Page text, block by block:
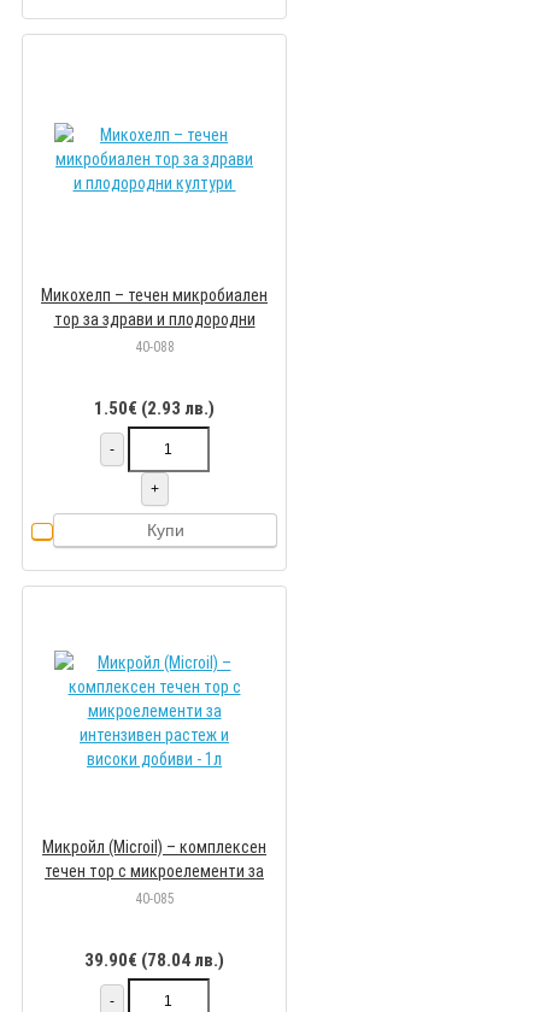
Микохелп – течен микробиален
тор за здрави и плодородни
култури
40-088
1.50€ (2.93 лв.)
-
+
Купи
Микройл (Microil) – комплексен
течен тор с микроелементи за
интензивен растеж и високи
40-085
39.90€ (78.04 лв.)
-